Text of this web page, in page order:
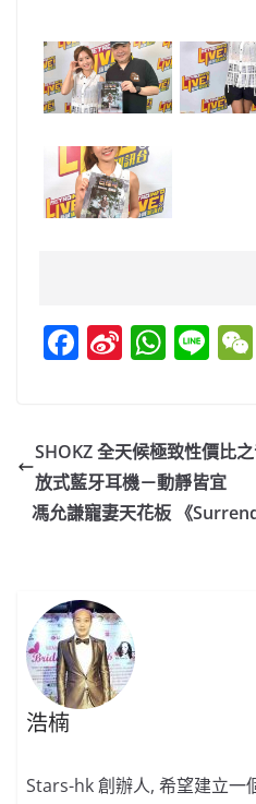
F
a
e
b
o
Si
n
W
ei
b
W
h
s
A
p
Li
n
SHOKZ 全天候極致性價比
放式藍牙耳機－動靜皆宜
馮允謙寵妻天花板 《
浩楠
Stars-hk 創辦人, 希望建立一